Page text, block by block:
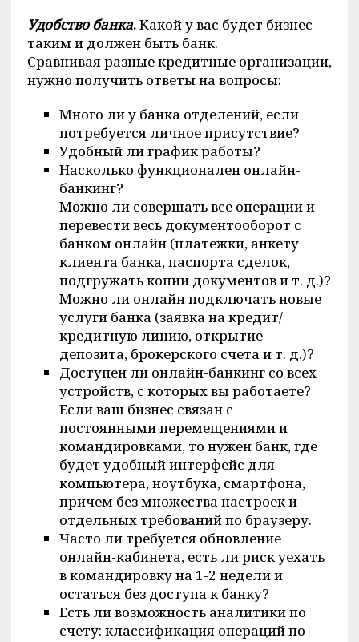
Удобство банка.Какой у вас будет бизнес —
таким и должен быть банк.
Сравнивая разные кредитные организации,
нужно получить ответы на вопросы:
Много ли у банка отделений, если
потребуется личное присутствие?
Удобный ли график работы?
Насколько функционален онлайн-
банкинг?
Можно ли совершать все операции и
перевести весь документооборот с
банком онлайн (платежки, анкету
клиента банка, паспорта сделок,
подгружать копии документов и т. д.)?
Можно ли онлайн подключать новые
услуги банка (заявка на кредит/
кредитную линию, открытие
депозита, брокерского счета и т. д.)?
Доступен ли онлайн-банкинг со всех
устройств, с которых вы работаете?
Если ваш бизнес связан с
постоянными перемещениями и
командировками, то нужен банк, где
будет удобный интерфейс для
компьютера, ноутбука, смартфона,
причем без множества настроек и
отдельных требований по браузеру.
Часто ли требуется обновление
онлайн-кабинета, есть ли риск уехать
в командировку на 1-2 недели и
остаться без доступа к банку?
Есть ли возможность аналитики по
счету: классификация операций по